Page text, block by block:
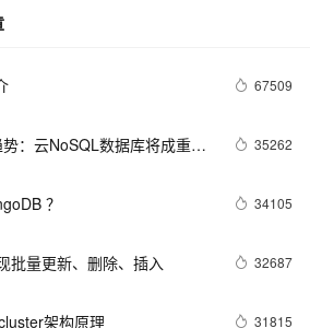
67509
：云NoSQL数据库将成重要
35262
？ 34105
批量更新、删除、插入 32687
架构原理 31815